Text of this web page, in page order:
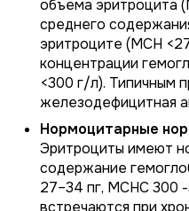
объема эритроцита
среднего
эритроците (MCH
концентрации
<300 г/л). Типичным
железодефицитная
Нормоцитарные
Эритроциты имеют
содержание
27–34 пг, MCHC 300
встречаются при